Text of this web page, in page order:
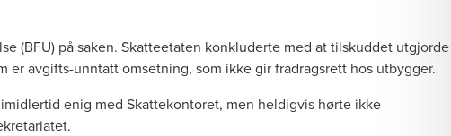
(BFU) på saken. Skatteetaten konkluderte med at tilskuddet utgjorde
er avgifts-unntatt omsetning, som ikke gir fradragsrett hos utbygger.
enig med Skattekontoret, men heldigvis hørte ikke